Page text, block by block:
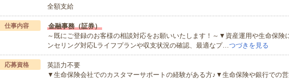
全額支給
仕事内容
金融事務（証券）
～既にご登録のお客様の相談対応をお願いいたします！～▼資産運用や生命保険
ンセリング対応Lライフプランや収支状況の確認、最適なプ…つづきを見る
応募資格
英語力不要
▼生命保険会社でのカスタマーサポートの経験がある方♪▼生命保険や銀行での